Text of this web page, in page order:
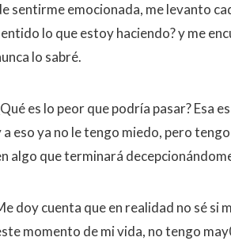
sentirme emocionada, me levanto
lo que estoy haciendo? y me
lo sabré.
es lo peor que podría pasar? Esa
a eso ya no le tengo miedo, pero
algo que terminará
doy cuenta que en realidad no sé si
momento de mi vida, no tengo